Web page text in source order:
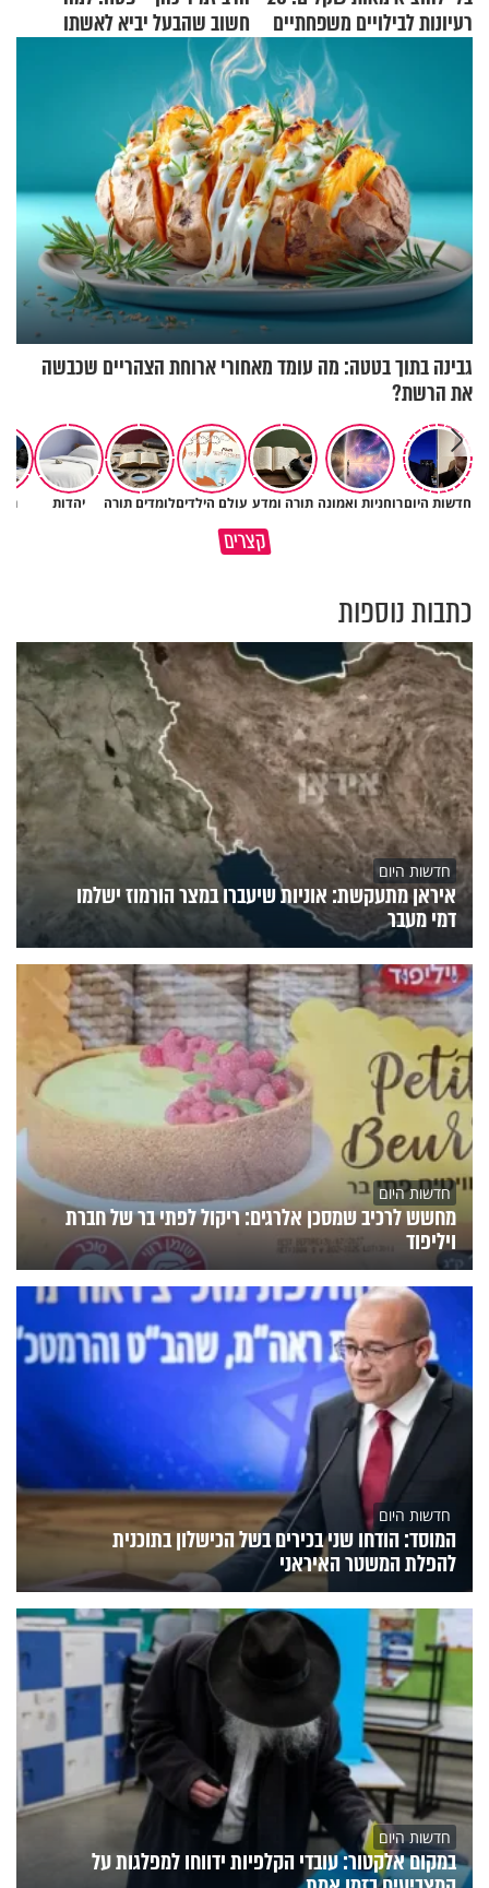
רעיונות לבילויים משפחתיים
חשוב שהבעל יביא לאשתו
מתנה לחג?
גבינה בתוך בטטה: מה עומד מאחורי ארוחת הצהריים שכבשה
את הרשת?
חדשות היוםרוחניות ואמונה תורה ומדע עולם הילדיםלומדים תורה יהדות
קצרים
האם אפשר להפוך קללה לברכה?
תהיו אהרון הכהן - תשכינו שלום
כתבות נוספות
חדשות היום
איראן מתעקשת: אוניות שיעברו במצר הורמוז ישלמו
דמי מעבר
חדשות היום
מחשש לרכיב שמסכן אלרגים: ריקול לפתי בר של חברת
ויליפוד
חדשות היום
המוסד: הודחו שני בכירים בשל הכישלון בתוכנית
להפלת המשטר האיראני
חדשות היום
במקום אלקטור: עובדי הקלפיות ידווחו למפלגות על